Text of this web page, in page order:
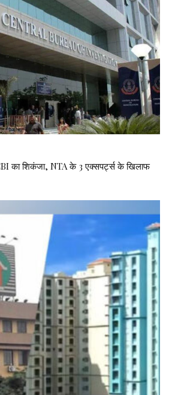
का शिकंजा, NTA के 3 एक्सपर्ट्स के खिलाफ